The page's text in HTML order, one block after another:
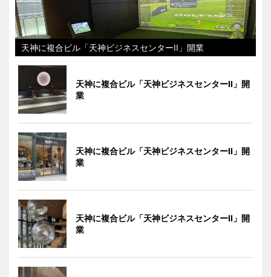
天神に複合ビル「天神ビジネスセンターII」開業
天神に複合ビル「天神ビジネスセンターII」開
業
天神に複合ビル「天神ビジネスセンターII」開
業
天神に複合ビル「天神ビジネスセンターII」開
業